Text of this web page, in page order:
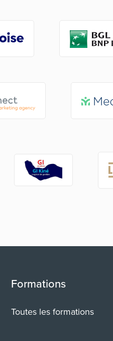
Formations
Toutes les formations